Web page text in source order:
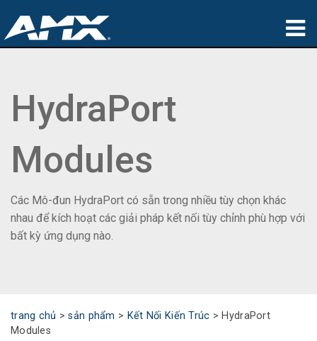
Ứng dụng
Partners
nơi mua
đào tạo
Ngôn ngữ/Khu vực
HydraPort
Modules
Các Mô-đun HydraPort có sẵn trong nhiều tùy chọn khác
nhau để kích hoạt các giải pháp kết nối tùy chỉnh phù hợp với
bất kỳ ứng dụng nào.
trang chủ >sản phẩm > Kết Nối Kiến Trúc > HydraPort
Modules